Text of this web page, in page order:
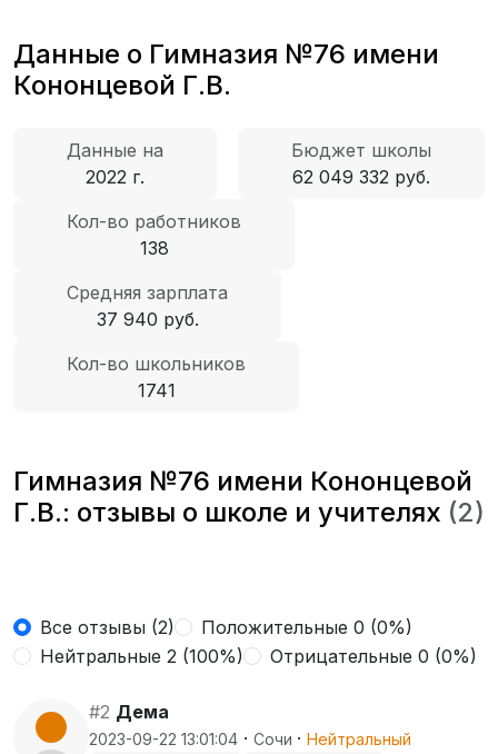
Данные о Гимназия №76 имени
Кононцевой Г.В.
Данные на
2022 г.
Бюджет школы
62 049 332 руб.
Кол-во работников
138
Средняя зарплата
37 940 руб.
Кол-во школьников
1741
Гимназия №76 имени Кононцевой
Г.В.: отзывы о школе и учителях (2)
Все отзывы (2)
Положительные 0 (0%)
Нейтральные 2 (100%)
Отрицательные 0 (0%)
#2 Дема
2023-09-22 13:01:04 · Сочи · Нейтральный